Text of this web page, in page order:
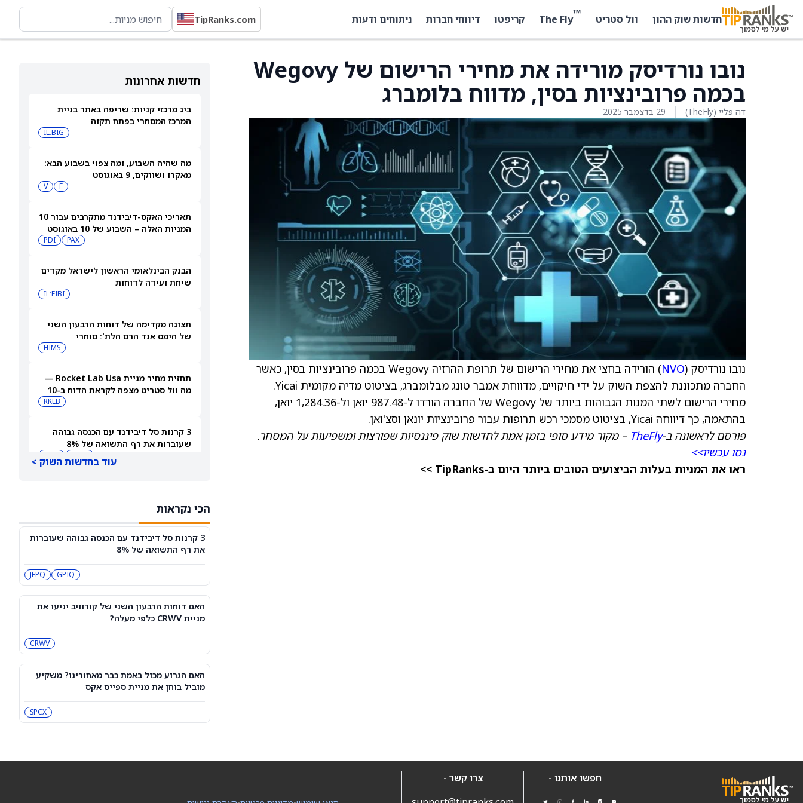
חדשות שוק ההון וול סטריט ™
The Fly קריפטו דיווחי חברות ניתוחים ודעות TipRanks.com
חדשות אחרונות
ביג מרכזי קניות: שריפה באתר בניית
המרכז המסחרי בפתח תקוה
IL:BIG
מה שהיה השבוע, ומה צפוי בשבוע הבא:
מאקרו ושווקים, 9 באוגוסט
F
V
תאריכי האקס-דיבידנד מתקרבים עבור 10
המניות האלה – השבוע של 10 באוגוסט
PAX
PDI
הבנק הבינלאומי הראשון לישראל מקדים
שיחת ועידה לדוחות
IL:FIBI
תצוגה מקדימה של דוחות הרבעון השני
של הימס אנד הרס הלת': סוחרי
האופציות נערכים לתנועה של 14.5%HIMS
תחזית מחיר מניית Rocket Lab Usa —
מה וול סטריט מצפה לקראת הדוח ב-10
RKLB
3 קרנות סל דיבידנד עם הכנסה גבוהה
שעוברות את רף התשואה של 8%
האם הגרוע מכול באמת כבר מאחורינו?
משקיע מוביל בוחן את מניית ספייס אקס
SPCX
מיקרון או SK hynix: מניית שבבי AI אחת
היא מציאה, והשנייה יקרה מדי
שורטיסטים על ספייס אקס חוטפים מכה
— הנה מה שג'יי פי מורגן רואה בהמשך
SPCX
עוד בחדשות השוק >
הכי נקראות
3 קרנות סל דיבידנד עם הכנסה גבוהה שעוברות
את רף התשואה של 8%
GPIQ
JEPQ
האם דוחות הרבעון השני של קורוויב יניעו את
מניית CRWV כלפי מעלה?
CRWV
האם הגרוע מכול באמת כבר מאחורינו? משקיע
מוביל בוחן את מניית ספייס אקס
SPCX
נובו נורדיסק מורידה את מחירי הרישום של Wegovy
בכמה פרובינציות בסין, מדווח בלומברג
דה פליי (TheFly) 29 בדצמבר 2025
נובו נורדיסק (NVO
) הורידה בחצי את מחירי הרישום של תרופת ההרזיה Wegovy בכמה פרובינציות בסין, כאשר
החברה מתכוננת להצפת השוק על ידי חיקויים, מדווחת אמבר טונג מבלומברג, בציטוט מדיה מקומית Yicai.
מחירי הרישום לשתי המנות הגבוהות ביותר של Wegovy של החברה הורדו ל-987.48 יואן ול-1,284.36 יואן,
בהתאמה, כך דיווחה Yicai, בציטוט מסמכי רכש תרופות עבור פרובינציות יונאן וסצ'ואן.
פורסם לראשונה ב-TheFly – מקור מידע סופי בזמן אמת לחדשות שוק פיננסיות שפורצות ומשפיעות על המסחר.
נסו עכשיו>>
ראו את המניות בעלות הביצועים הטובים ביותר היום ב-TipRanks >>
חפשו אותנו -
צרו קשר -